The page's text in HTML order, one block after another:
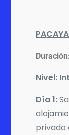
PA
Nivel:
Día 1:
privado